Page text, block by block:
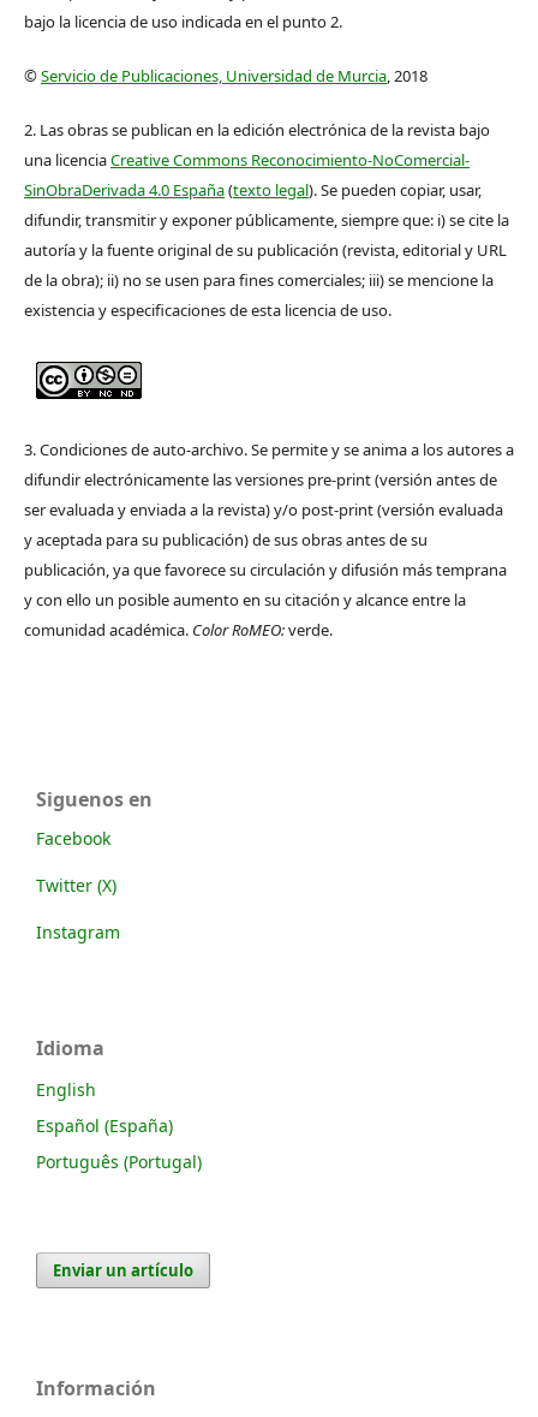
bajo la licencia de uso indicada en el punto 2.
©Servicio de Publicaciones, Universidad de Murcia, 2018
2. Las obras se publican en la edición electrónica de la revista bajo
una licenciaCreative Commons Reconocimiento-NoComercial-
SinObraDerivada 4.0 España(texto legal). Se pueden copiar, usar,
difundir, transmitir y exponer públicamente, siempre que: i) se cite la
autoría y la fuente original de su publicación (revista, editorial y URL
de la obra); ii) no se usen para fines comerciales; iii) se mencione la
existencia y especificaciones de esta licencia de uso.
3. Condiciones de auto-archivo. Se permite y se anima a los autores a
difundir electrónicamente las versiones pre-print (versión antes de
ser evaluada y enviada a la revista) y/o post-print (versión evaluada
y aceptada para su publicación) de sus obras antes de su
publicación, ya que favorece su circulación y difusión más temprana
y con ello un posible aumento en su citación y alcance entre la
comunidad académica. Color RoMEO:verde.
Siguenos en
Facebook
Twitter (X)
Instagram
Idioma
English
Español (España)
Português (Portugal)
Enviar un artículo
Información